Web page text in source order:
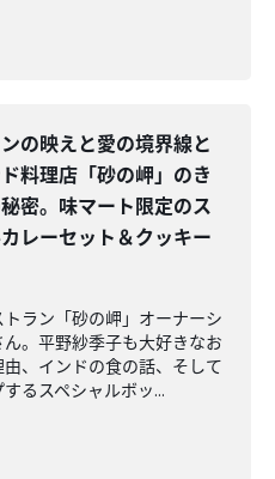
の映えと愛の境界線と
料理店「砂の岬」のき
密。味マート限定のス
レーセット＆クッキー
ラン「砂の岬」オーナーシ
。平野紗季子も大好きなお
、インドの食の話、そして
るスペシャルボッ...